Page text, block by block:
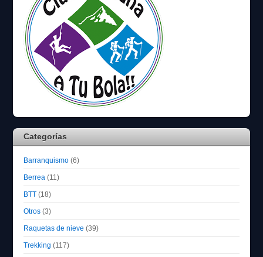
Categorías
Barranquismo (6)
Berrea (11)
BTT (18)
Otros (3)
Raquetas de nieve (39)
Trekking (117)